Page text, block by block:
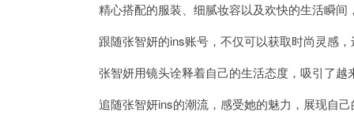
精心搭配的服装、细腻妆容以及欢快的生活瞬间
跟随张智妍的ins账号，不仅可以获取时尚灵感，
张智妍用镜头诠释着自己的生活态度，吸引了越
追随张智妍ins的潮流，感受她的魅力，展现自己